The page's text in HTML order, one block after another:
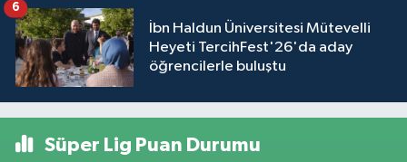
İbn Haldun Üniversitesi Mütevelli
Heyeti TercihFest'26'da aday
öğrencilerle buluştu
6
Süper Lig Puan Durumu